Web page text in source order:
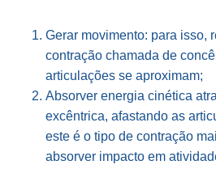
Gerar movimento: para isso,
contração chamada de
articulações se aproximam;
Absorver energia cinética
excêntrica, afastando as
este é o tipo de contração
absorver impacto em